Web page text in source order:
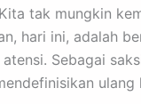
tak mungkin
hari ini, adalah
Sebagai